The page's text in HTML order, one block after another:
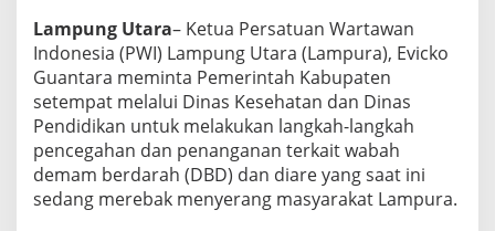
K
o
a
b
o
r
a
s
i
Lampung Utara– Ketua Persatuan Wartawan
Indonesia (PWI) Lampung Utara (Lampura), Evicko
Guantara meminta Pemerintah Kabupaten
setempat melalui Dinas Kesehatan dan Dinas
Pendidikan untuk melakukan langkah-langkah
pencegahan dan penanganan terkait wabah
demam berdarah (DBD) dan diare yang saat ini
sedang merebak menyerang masyarakat Lampura.